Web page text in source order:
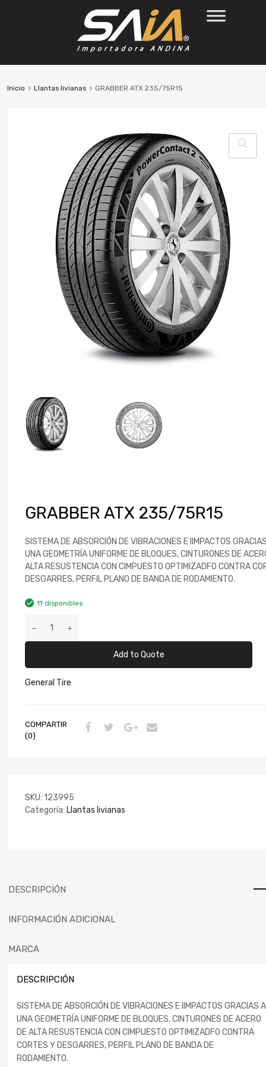
Inicio Llantas livianas GRABBER ATX 235/75R15
GRABBER ATX 235/75R15
SISTEMA DE ABSORCIÓN DE VIBRACIONES E IIMPACTOS
UNA GEOMETRÍA UNIFORME DE BLOQUES, CINTURONES DE
ALTA RESUSTENCIA CON CIMPUESTO OPTIMIZADFO CONTRA
DESGARRES, PERFIL PLANO DE BANDA DE RODAMIENTO.
11 disponibles
Add to Quote
General Tire
COMPARTIR
(0)
SKU: 123995
Categoría: Llantas livianas
DESCRIPCIÓN
INFORMACIÓN ADICIONAL
MARCA
DESCRIPCIÓN
SISTEMA DE ABSORCIÓN DE VIBRACIONES E IIMPACTOS GRACIAS A
UNA GEOMETRÍA UNIFORME DE BLOQUES, CINTURONES DE ACERO
DE ALTA RESUSTENCIA CON CIMPUESTO OPTIMIZADFO CONTRA
CORTES Y DESGARRES, PERFIL PLANO DE BANDA DE
RODAMIENTO.